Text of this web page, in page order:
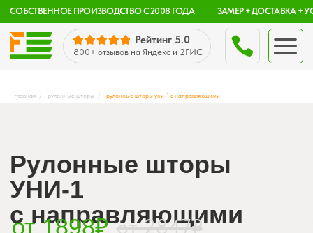
CОБСТВЕННОЕ ПРОИЗВОДСТВО С 2008 ГОДА ЗАМЕР + ДОСТАВКА + УСТАНОВКА — «ПОД КЛЮЧ» С
Рейтинг 5.0
800+ отзывовна Яндекс и 2ГИС
главная / рулонные шторы / рулонные шторы уни-1 с направляющими
с направляющими
от 1898₽ от 2847₽